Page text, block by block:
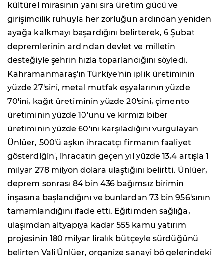
kültürel mirasının yanı sıra üretim gücü ve
girişimcilik ruhuyla her zorluğun ardından yeniden
ayağa kalkmayı başardığını belirterek, 6 Şubat
depremlerinin ardından devlet ve milletin
desteğiyle şehrin hızla toparlandığını söyledi.
Kahramanmaraş'ın Türkiye'nin iplik üretiminin
yüzde 27'sini, metal mutfak eşyalarının yüzde
70'ini, kağıt üretiminin yüzde 20'sini, çimento
üretiminin yüzde 10'unu ve kırmızı biber
üretiminin yüzde 60'ını karşıladığını vurgulayan
Ünlüer, 500'ü aşkın ihracatçı firmanın faaliyet
gösterdiğini, ihracatın geçen yıl yüzde 13,4 artışla 1
milyar 278 milyon dolara ulaştığını belirtti. Ünlüer,
deprem sonrası 84 bin 436 bağımsız birimin
inşasına başlandığını ve bunlardan 73 bin 956'sının
tamamlandığını ifade etti. Eğitimden sağlığa,
ulaşımdan altyapıya kadar 555 kamu yatırım
projesinin 180 milyar liralık bütçeyle sürdüğünü
belirten Vali Ünlüer, organize sanayi bölgelerindeki